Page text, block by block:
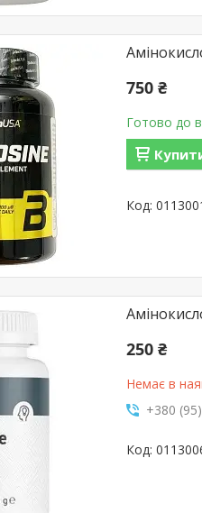
750 ₴
Готово до
250 ₴
Немає в
+380